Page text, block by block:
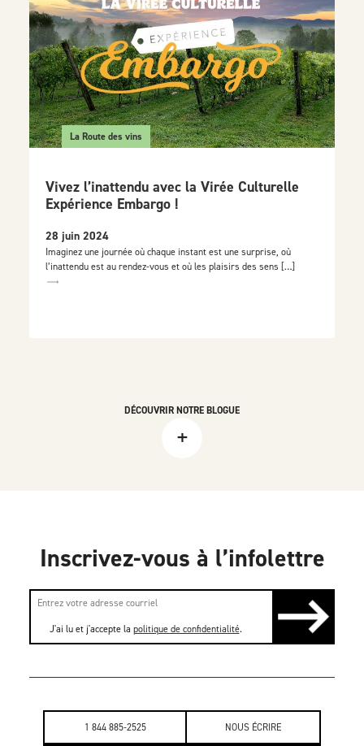
1 844 885-2525 NOUS ÉCRIRE
La Route des vins
Vivez l’inattendu avec la Virée Culturelle
Expérience Embargo !
28 juin 2024
Imaginez une journée où chaque instant est une surprise, où
l’inattendu est au rendez-vous et où les plaisirs des sens […]
DÉCOUVRIR NOTRE BLOGUE
+
Inscrivez-vous à l’infolettre
J'ai lu et j'accepte la politique de confidentialité.